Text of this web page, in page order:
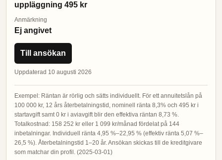
uppläggning 495 kr
Anmärkning
Ej angivet
Till ansökan
Uppdaterad 10 augusti 2026
Exempel: Räntan är rörlig och sätts individuellt. För ett annuitetslån på
100 000 kr, 12 års återbetalningstid, nominell ränta 8,3% och 495 kr i
startavgift samt 0 kr i aviavgift blir den effektiva räntan 8,73 %.
Totalkostnad: 158 252 kr eller 1 099 kr/månad fördelat på 144
inbetalningar. Individuell ränta 4,95 %–22,95 % (effektiv ränta 5,07 %–
26,5 %). Återbetalningstid 1–20 år. Ansökan skickas till de kreditgivare
som matchar din profil. (2025-03-01)